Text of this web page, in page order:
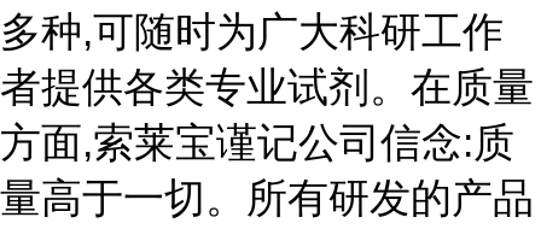
多种,可随时为广大科研工作
者提供各类专业试剂。在质量
方面,索莱宝谨记公司信念:质
量高于一切。所有研发的产品